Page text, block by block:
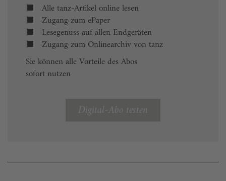
Alle tanz-Artikel online lesen
Zugang zum ePaper
Lesegenuss auf allen Endgeräten
Zugang zum Onlinearchiv von tanz
Sie können alle Vorteile des Abos
sofort nutzen
Digital-Abo testen